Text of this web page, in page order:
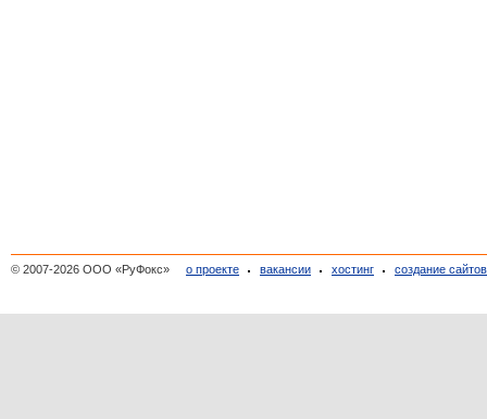
© 2007-2026 ООО «РуФокс» о проекте вакансии хостинг создание сайтов